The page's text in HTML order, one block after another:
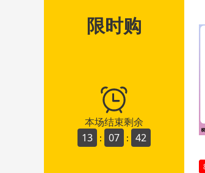
限时购
本场结束剩余
13
: 07 : 40